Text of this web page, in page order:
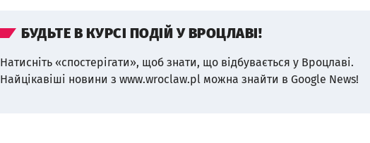
БУДЬТЕ В КУРСІ ПОДІЙ У ВРОЦЛАВІ!
Натисніть «спостерігати», щоб знати, що відбувається у Вроцлаві.
Найцікавіші новини з www.wroclaw.pl можна знайти в Google News!